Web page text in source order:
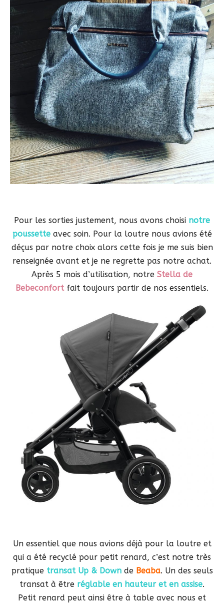
Pour les sorties justement, nous avons choisi notre
poussetteavec soin. Pour la loutre nous avions été
déçus par notre choix alors cette fois je me suis bien
renseignée avant et je ne regrette pas notre achat.
Après 5 mois d’utilisation, notre Stella de
Bebeconfortfait toujours partir de nos essentiels.
Un essentiel que nous avions déjà pour la loutre et
qui a été recyclé pour petit renard, c’est notre très
pratique transat Up & Downde Beaba. Un des seuls
transat à être réglable en hauteur et en assise.
Petit renard peut ainsi être à table avec nous et